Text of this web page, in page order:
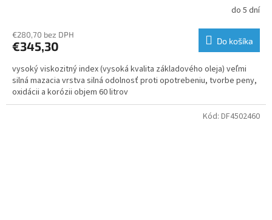
do 5 dní
€280,70 bez DPH
€345,30 Do košíka
vysoký viskozitný index (vysoká kvalita základového oleja) veľmi
silná mazacia vrstva silná odolnosť proti opotrebeniu, tvorbe peny,
oxidácii a korózii objem 60 litrov
Kód: DF4502460